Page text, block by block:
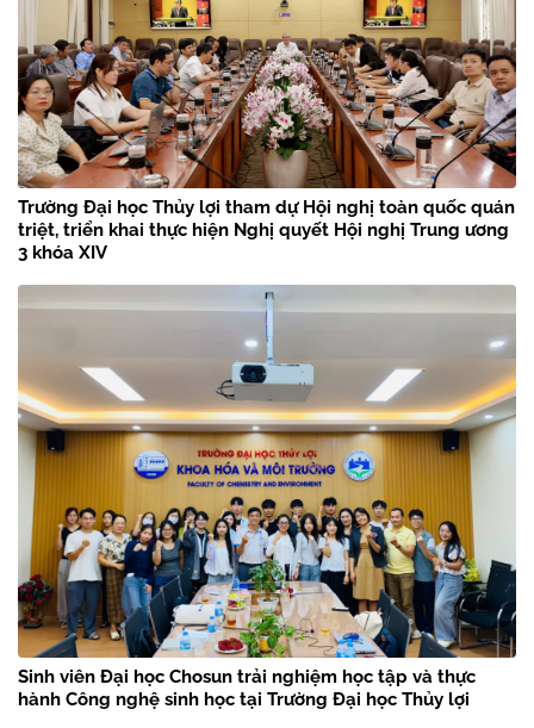
Trường Đại học Thủy lợi tham dự Hội nghị toàn quốc quán
triệt, triển khai thực hiện Nghị quyết Hội nghị Trung ương
3 khóa XIV
Sinh viên Đại học Chosun trải nghiệm học tập và thực
hành Công nghệ sinh học tại Trường Đại học Thủy lợi